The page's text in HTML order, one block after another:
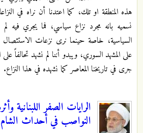
هذه المنطقة او تلك، كما اعتدنا أن نراه في
نسميه بانه مجرد نزاع سياسي، فما يجري فيه
السياسية، خاصة حينما نرى نزعات
على المشهد السوري، ويبدو أننا لم نشهد تحالفاً
جرى في تاريخنا المعاصر كما نشهده في هذا النزاع.
الرايات الصفر اللبنانية
النواصب في أحداث الشام